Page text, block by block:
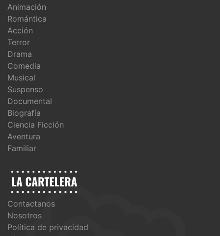
Animación
Romántica
Acción
Terror
Drama
Comedia
Musical
Suspenso
Documental
Biografía
Ciencia Ficción
Aventura
Familiar
Contactanos
Nosotros
Política de privacidad